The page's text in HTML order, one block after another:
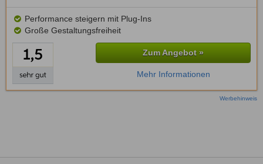
Performance steigern mit Plug-Ins
Große Gestaltungsfreiheit
Zum Angebot »
Mehr Informationen
Werbehinweis